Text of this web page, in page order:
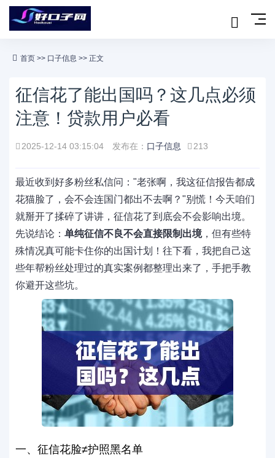
首页 >> 口子信息 >> 正文
征信花了能出国吗？这几点必须
注意！贷款用户必看
2025-12-14 03:15:04 发布在： 口子信息 213
最近收到好多粉丝私信问："老张啊，我这征信报告都成
花猫脸了，会不会连国门都出不去啊？"别慌！今天咱们
就掰开了揉碎了讲讲，征信花了到底会不会影响出境。
先说结论： 单纯征信不良不会直接限制出境，但有些特
殊情况真可能卡住你的出国计划！往下看，我把自己这
些年帮粉丝处理过的真实案例都整理出来了，手把手教
你避开这些坑。
一、征信花脸≠护照黑名单